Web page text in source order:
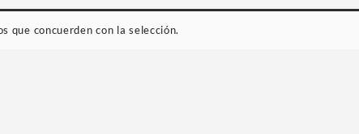
que concuerden con la selección.